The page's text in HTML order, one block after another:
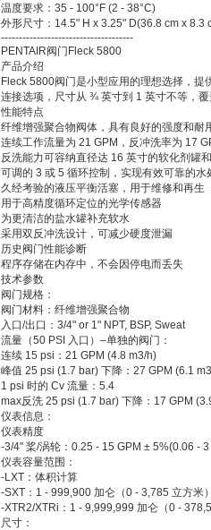
温度要求：35 - 100°F (2 - 38°C)
外形尺寸：14.5" H x 3.25" D(36.8 cm x 8.3
-------------------------------------
PENTAIR阀门Fleck 5800
产品介绍
Fleck 5800阀门是小型应用的理想选择，
连接选项，尺寸从 ¾ 英寸到 1 英寸不等，
性能特点
纤维增强聚合物阀体，具有良好的强度和耐
连续工作流量为 21 GPM，反冲洗率为 17
反洗能力可容纳直径达 16 英寸的软化剂罐
可调的 3 或 5 循环控制，实现有效可靠的水
久经考验的液压平衡活塞，用于维修和再生
用于高精度循环定位的光学传感器
为更清洁的盐水罐补充软水
采用双反冲洗设计，可减少硬度泄漏
历史阀门性能诊断
程序存储在内存中，不会因停电而丢失
技术参数
阀门规格：
阀门材料：纤维增强聚合物
入口/出口：3/4" or 1" NPT, BSP, Sweat
流量（50 PSI 入口）–单独的阀门：
连续 15 psi：21 GPM (4.8 m3/h)
峰值 25 psi (1.7 bar) 下降：27 GPM (6.1
1 psi 时的 Cv 流量：5.4
max反洗 25 psi (1.7 bar) 下降：17 GPM
仪表信息：
仪表精度
-3/4" 桨/涡轮：0.25 - 15 GPM ± 5%(0.06 -
仪表容量范围：
-LXT：体积计算
-SXT：1 - 999,900 加仑（0 - 3,785 立方米
-XTR2/XTRi：1 - 9,999,999 加仑（0 -
尺寸：